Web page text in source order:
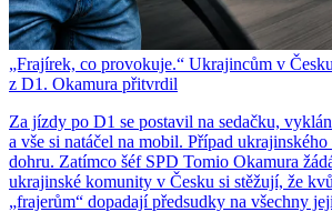
„Frajírek, co provokuje.“ Ukrajincům v
z D1. Okamura přitvrdil
Za jízdy po D1 se postavil na sedačku,
a vše si natáčel na mobil. Případ
dohru. Zatímco šéf SPD Tomio Okamura
ukrajinské komunity v Česku si stěžují, že
„frajerům“ dopadají předsudky na všechny